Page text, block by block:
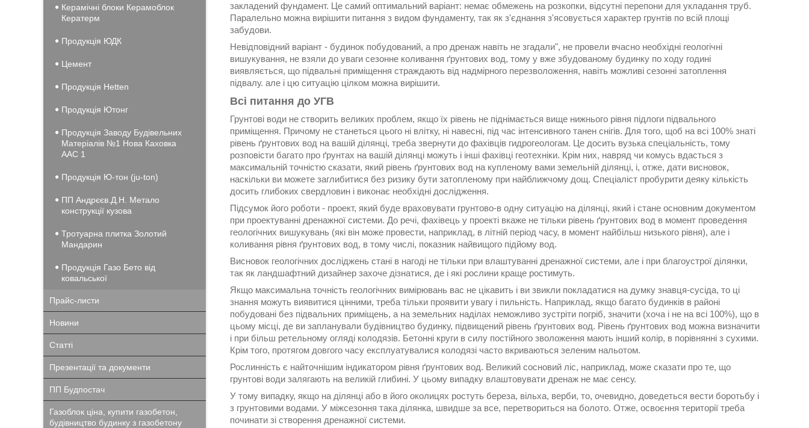
закладений фундамент. Це самий оптимальний варіант: немає обмежень на розкопки, відсутні перепони для укладання труб.
Паралельно можна вирішити питання з видом фундаменту, так як з'єднання з'ясовується характер грунтів по всій площі
забудови.
Невідповідний варіант - будинок побудований, а про дренаж навіть не згадали", не провели вчасно необхідні геологічні
вишукування, не взяли до уваги сезонне коливання ґрунтових вод, тому у вже збудованому будинку по ходу годині
виявляється, що підвальні приміщення страждають від надмірного перезволоження, навіть можливі сезонні затоплення
підвалу. але і цю ситуацію цілком можна вирішити.
Всі питання до УГВ
Грунтові води не створить великих проблем, якщо їх рівень не піднімається вище нижнього рівня підлоги підвального
приміщення. Причому не станеться цього ні влітку, ні навесні, під час інтенсивного танен снігів. Для того, щоб на всі 100% знаті
рівень ґрунтових вод на вашій ділянці, треба звернути до фахівців гидрогеологам. Це досить вузька спеціальність, тому
розповісти багато про ґрунтах на вашій ділянці можуть і інші фахівці геотехніки. Крім них, навряд чи комусь вдасться з
максимальній точністю сказати, який рівень ґрунтових вод на купленому вами земельній ділянці, і, отже, дати висновок,
наскільки ви можете заглибитися без ризику бути затопленому при найближчому дощ. Спеціаліст пробурити деяку кількість
досить глибоких свердловин і виконає необхідні дослідження.
Підсумок його роботи - проект, який буде враховувати грунтово-в одну ситуацію на ділянці, який і стане основним документом
при проектуванні дренажної системи. До речі, фахівець у проекті вкаже не тільки рівень ґрунтових вод в момент проведення
геологічних вишукувань (які він може провести, наприклад, в літній період часу, в момент найбільш низького рівня), але і
коливання рівня ґрунтових вод, в тому числі, показник найвищого підйому вод.
Висновок геологічних досліджень стані в нагоді не тільки при влаштуванні дренажної системи, але і при благоустрої ділянки,
так як ландшафтний дизайнер захоче дізнатися, де і які рослини краще ростимуть.
Якщо максимальна точність геологічних вимірювань вас не цікавить і ви звикли покладатися на думку знавця-сусіда, то ці
знання можуть виявитися цінними, треба тільки проявити увагу і пильність. Наприклад, якщо багато будинків в районі
побудовані без підвальних приміщень, а на земельних наділах неможливо зустріти погріб, значити (хоча і не на всі 100%), що в
цьому місці, де ви запланували будівництво будинку, підвищений рівень ґрунтових вод. Рівень ґрунтових вод можна визначити
і при більш ретельному огляді колодязів. Бетонні круги в силу постійного зволоження мають інший колір, в порівнянні з сухими.
Крім того, протягом довгого часу експлуатувалися колодязі часто вкриваються зеленим нальотом.
Рослинність є найточнішим індикатором рівня ґрунтових вод. Великий сосновий ліс, наприклад, може сказати про те, що
грунтові води залягають на великій глибині. У цьому випадку влаштовувати дренаж не має сенсу.
У тому випадку, якщо на ділянці або в його околицях ростуть береза, вільха, верби, то, очевидно, доведеться вести боротьбу і
з грунтовими водами. У міжсезоння така ділянка, швидше за все, перетвориться на болото. Отже, освоєння території треба
починати зі створення дренажної системи.
Керамічні блоки Керамоблок
Кератерм
Продукція ЮДК
Цемент
Продукція Hеtten
Продукція Ютонг
Продукція Заводу Будівельних
Матеріалів №1 Нова Каховка
ААС 1
Продукція Ю-тон (ju-ton)
ПП Андрєєв.Д.Н. Метало
конструкції кузова
Тротуарна плитка Золотий
Мандарин
Продукція Газо Бето від
ковальської
Прайс-листи
Новини
Статті
Презентації та документи
ПП Будпостач
Газоблок ціна, купити газобетон,
будівництво будинку з газобетону